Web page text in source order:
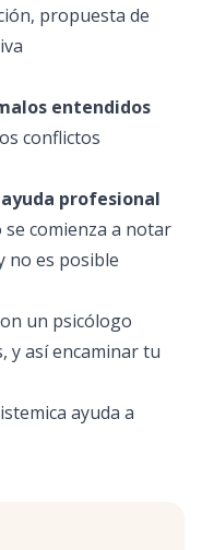
propuesta de
entendidos
conflictos
profesional
se comienza a notar
no es posible
un psicólogo
y así encaminar tu
ayuda a